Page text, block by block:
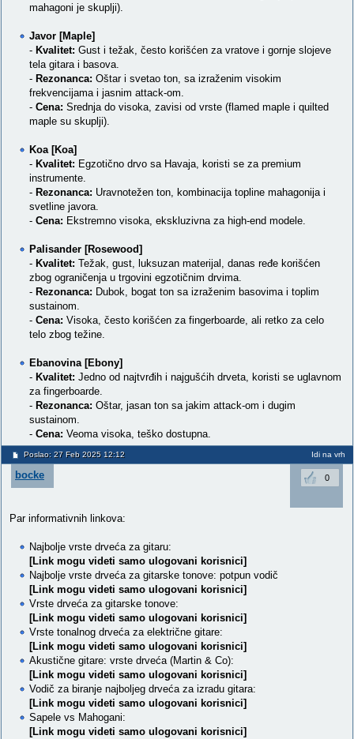
mahagoni je skuplji).
Javor [Maple]
- Kvalitet: Gust i težak, često korišćen za vratove i gornje slojeve
tela gitara i basova.
- Rezonanca: Oštar i svetao ton, sa izraženim visokim
frekvencijama i jasnim attack-om.
- Cena: Srednja do visoka, zavisi od vrste (flamed maple i quilted
maple su skuplji).
Koa [Koa]
- Kvalitet: Egzotično drvo sa Havaja, koristi se za premium
instrumente.
- Rezonanca: Uravnotežen ton, kombinacija topline mahagonija i
svetline javora.
- Cena: Ekstremno visoka, ekskluzivna za high-end modele.
Palisander [Rosewood]
- Kvalitet: Težak, gust, luksuzan materijal, danas ređe korišćen
zbog ograničenja u trgovini egzotičnim drvima.
- Rezonanca: Dubok, bogat ton sa izraženim basovima i toplim
sustainom.
- Cena: Visoka, često korišćen za fingerboarde, ali retko za celo
telo zbog težine.
Ebanovina [Ebony]
- Kvalitet: Jedno od najtvrđih i najgušćih drveta, koristi se uglavnom
za fingerboarde.
- Rezonanca: Oštar, jasan ton sa jakim attack-om i dugim
sustainom.
- Cena: Veoma visoka, teško dostupna.
Poslao: 27 Feb 2025 12:12 Idi na vrh
bocke 0
Par informativnih linkova:
Najbolje vrste drveća za gitaru:
[Link mogu videti samo ulogovani korisnici]
Najbolje vrste drveća za gitarske tonove: potpun vodič
[Link mogu videti samo ulogovani korisnici]
Vrste drveća za gitarske tonove:
[Link mogu videti samo ulogovani korisnici]
Vrste tonalnog drveća za električne gitare:
[Link mogu videti samo ulogovani korisnici]
Akustične gitare: vrste drveća (Martin & Co):
[Link mogu videti samo ulogovani korisnici]
Vodič za biranje najboljeg drveća za izradu gitara:
[Link mogu videti samo ulogovani korisnici]
Sapele vs Mahogani:
[Link mogu videti samo ulogovani korisnici]